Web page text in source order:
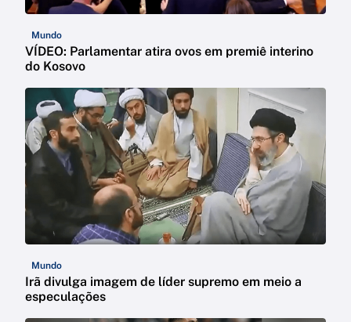
Mundo
VÍDEO: Parlamentar atira ovos em premiê interino
do Kosovo
Mundo
Irã divulga imagem de líder supremo em meio a
especulações